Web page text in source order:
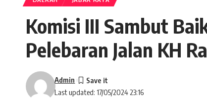
Komisi III Sambut
Pelebaran Jalan KH
Last updated: 17/05/2024 23:16
Admin